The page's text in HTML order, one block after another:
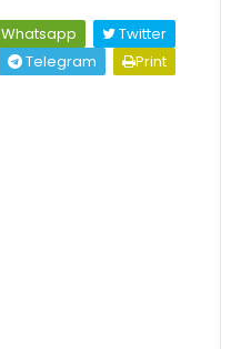
Whatsapp
Twitter
Telegram
Print